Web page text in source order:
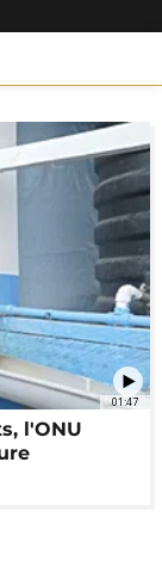
01:47
l'ONU